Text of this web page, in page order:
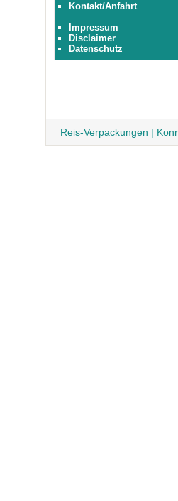
Kontakt/Anfahrt
Impressum
Disclaimer
Datenschutz
Reis-Verpackungen |